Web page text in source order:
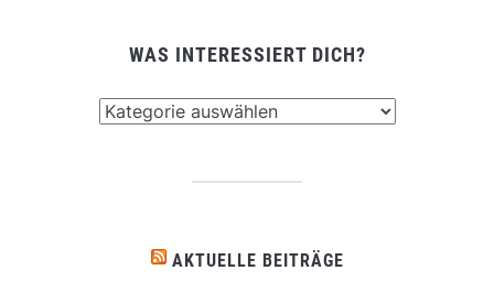
WAS INTERESSIERT DICH?
AKTUELLE BEITRÄGE